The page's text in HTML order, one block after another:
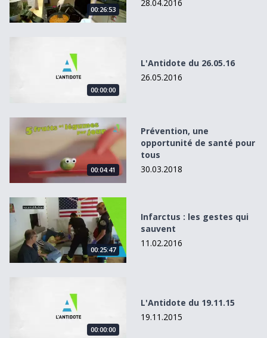
00:26:53
28.04.2016
00:00:00
L'Antidote du 26.05.16
26.05.2016
Prévention, une opportunité de santé pour tous
00:04:41
Prévention, une
opportunité de santé pour
tous
30.03.2018
Infarctus : les gestes qui sauvent
00:25:47
Infarctus : les gestes qui
sauvent
11.02.2016
00:00:00
L'Antidote du 19.11.15
19.11.2015